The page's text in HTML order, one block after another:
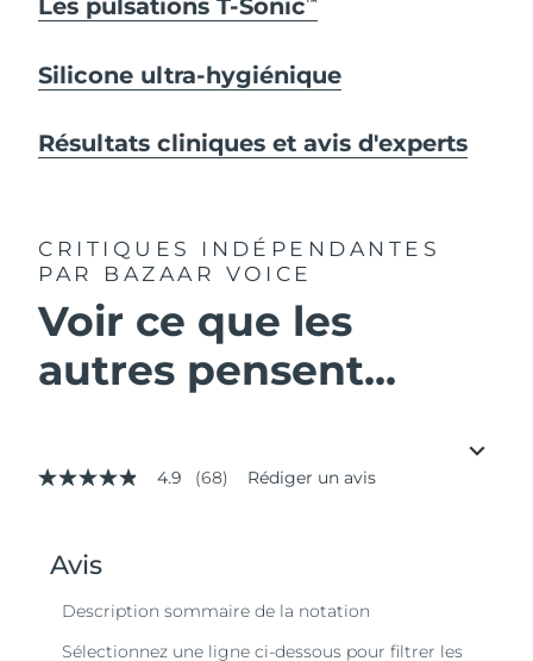
Les pulsations T-Sonic
Silicone ultra-hygiénique
Résultats cliniques et avis d'experts
CRITIQUES INDÉPENDANTES
PAR BAZAAR VOICE
Voir ce que les
autres pensent...
4.9
valeur
de
note
4.9 (68) Rédiger un avis